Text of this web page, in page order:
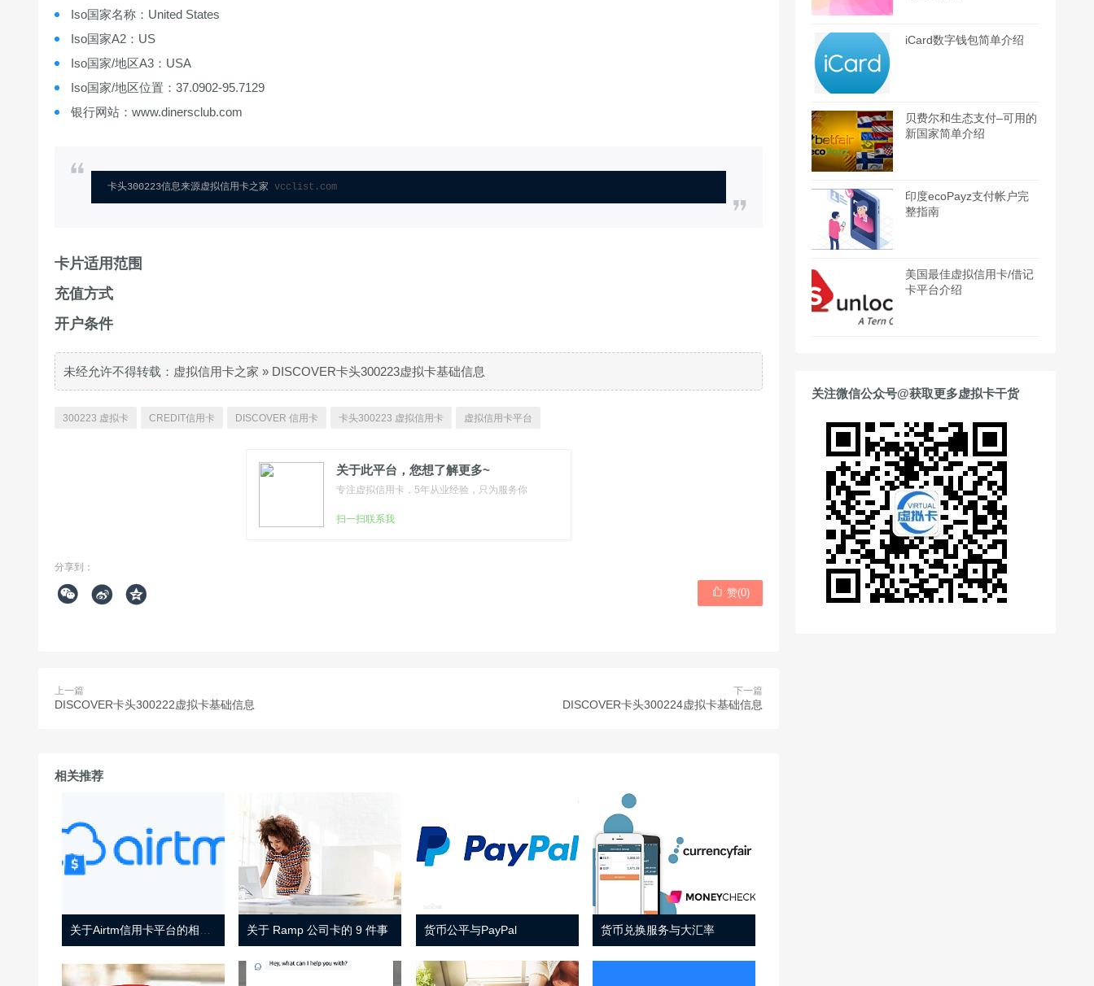
Iso国家名称：United States
Iso国家A2：US
Iso国家/地区A3：USA
Iso国家/地区位置：37.0902-95.7129
银行网站：www.dinersclub.com
卡头300223信息来源虚拟信用卡之家 vcclist.com
卡片适用范围
充值方式
开户条件
未经允许不得转载： 虚拟信用卡之家 » DISCOVER卡头300223虚拟卡基础信息
300223 虚拟卡 CREDIT信用卡 DISCOVER 信用卡 卡头300223 虚拟信用卡 虚拟信用卡平台
关于此平台，您想了解更多~
专注虚拟信用卡，5年从业经验，只为服务你
扫一扫联系我
分享到：
    赞(0)
上一篇
DISCOVER卡头300222虚拟卡基础信息
下一篇
DISCOVER卡头300224虚拟卡基础信息
相关推荐
关于 Ramp 公司卡的 9 件事 货币公平与PayPal 货币兑换服务与大汇率
iCard数字钱包简单介绍
贝费尔和生态支付–可用的
新国家简单介绍
印度ecoPayz支付帐户完
整指南
美国最佳虚拟信用卡/借记
卡平台介绍
关注微信公众号@获取更多虚拟卡干货